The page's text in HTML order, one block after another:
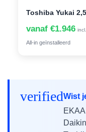
Toshiba Yukai
vanaf €1.946
All-in geïnstalleerd
verifiedWist